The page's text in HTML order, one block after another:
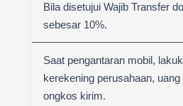
Bila disetujui Wajib Transfer
sebesar 10%.
Saat pengantaran mobil,
kerekening perusahaan,
ongkos kirim.